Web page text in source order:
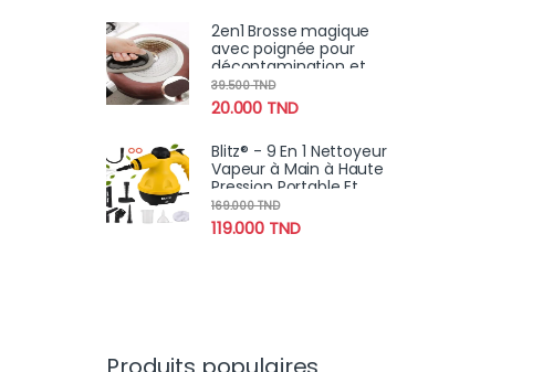
2en1 Brosse magique
avec poignée pour
décontamination et
nettoyage Super forte
(2pcs)
20.000 TND
39.500TND
Blitz® - 9 En 1 Nettoyeur
Vapeur à Main à Haute
Pression Portable Et
Multifonction Pour Un
Nettoyage Écologique
119.000 TND
169.000TND